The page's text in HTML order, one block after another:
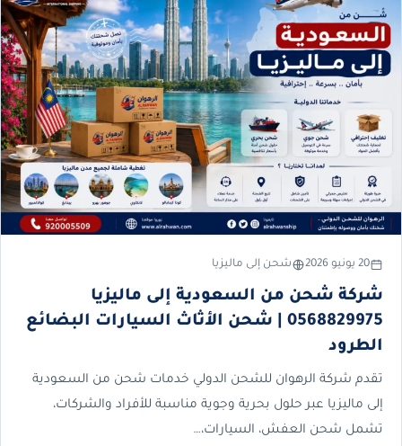
20 يونيو 2026 شحن إلى ماليزيا
شركة شحن من السعودية إلى ماليزيا
0568829975 | شحن الأثاث السيارات البضائع
الطرود
تقدم شركة الرهوان للشحن الدولي خدمات شحن من السعودية
إلى ماليزيا عبر حلول بحرية وجوية مناسبة للأفراد والشركات،
تشمل شحن العفش، السيارات،…